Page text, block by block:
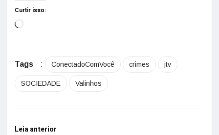
Curtir isso:
Tags : ConectadoComVocê crimes jtv
SOCIEDADE Valinhos
Leia anterior